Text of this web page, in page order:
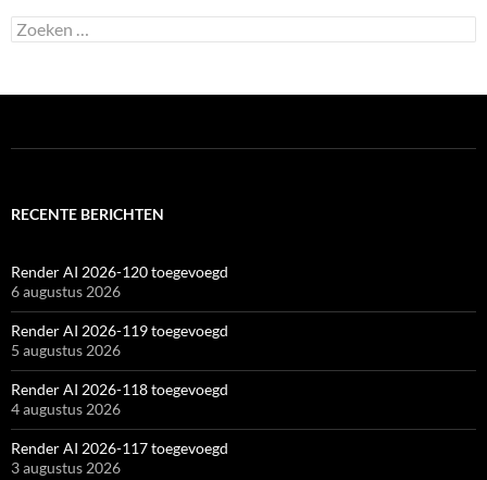
Zoeken
naar:
RECENTE BERICHTEN
Render AI 2026-120 toegevoegd
6 augustus 2026
Render AI 2026-119 toegevoegd
5 augustus 2026
Render AI 2026-118 toegevoegd
4 augustus 2026
Render AI 2026-117 toegevoegd
3 augustus 2026